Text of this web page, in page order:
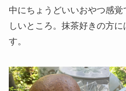
中にちょうどいいおやつ感
しいところ。抹茶好きの方
す。